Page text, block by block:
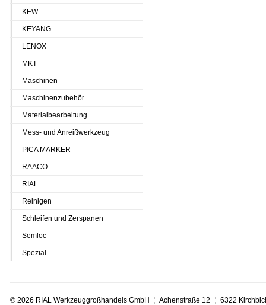
KEW
KEYANG
LENOX
MKT
Maschinen
Maschinenzubehör
Materialbearbeitung
Mess- und Anreißwerkzeug
PICA MARKER
RAACO
RIAL
Reinigen
Schleifen und Zerspanen
Semloc
Spezial
© 2026 RIAL Werkzeuggroßhandels GmbH Achenstraße 12 6322